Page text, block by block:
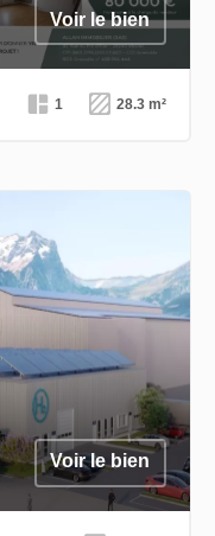
Voir le bien
1 28.3 m²
Voir le bien